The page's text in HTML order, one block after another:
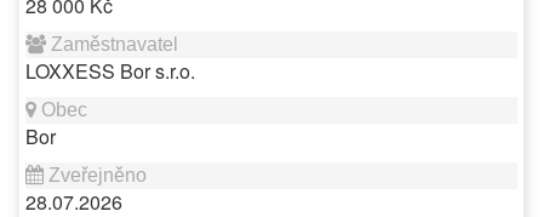
LOXXESS Bor s.r.o.
Bor
28.07.2026